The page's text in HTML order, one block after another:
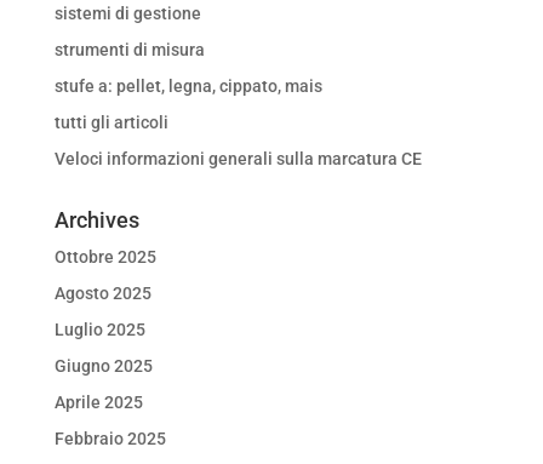
sistemi di gestione
strumenti di misura
stufe a: pellet, legna, cippato, mais
tutti gli articoli
Veloci informazioni generali sulla marcatura CE
Archives
Ottobre 2025
Agosto 2025
Luglio 2025
Giugno 2025
Aprile 2025
Febbraio 2025